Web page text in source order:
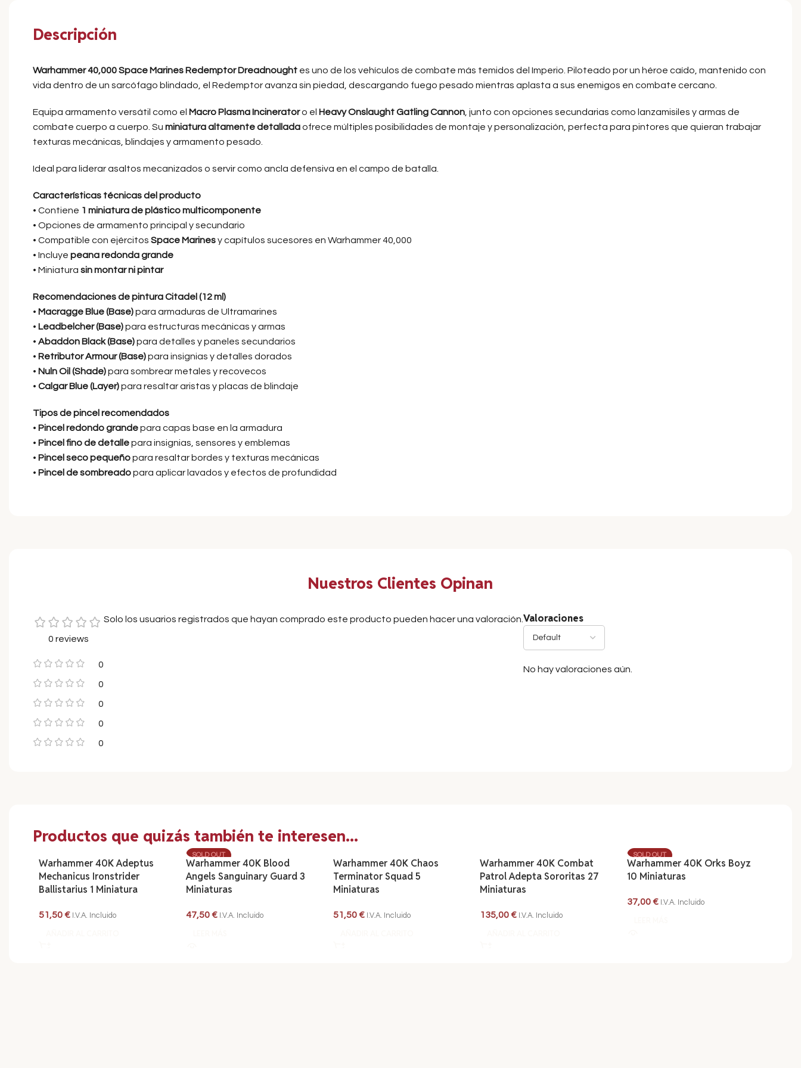
Descripción
Warhammer 40,000 Space Marines Redemptor Dreadnought es uno de los vehículos de combate más temidos del Imperio. Piloteado por un héroe caído, mantenido con
vida dentro de un sarcófago blindado, el Redemptor avanza sin piedad, descargando fuego pesado mientras aplasta a sus enemigos en combate cercano.
Equipa armamento versátil como el Macro Plasma Incineratoro el Heavy Onslaught Gatling Cannon , junto con opciones secundarias como lanzamisiles y armas de
combate cuerpo a cuerpo. Su miniatura altamente detalladaofrece múltiples posibilidades de montaje y personalización, perfecta para pintores que quieran trabajar
texturas mecánicas, blindajes y armamento pesado.
Ideal para liderar asaltos mecanizados o servir como ancla defensiva en el campo de batalla.
Características técnicas del producto
• Contiene 1 miniatura de plástico multicomponente
• Opciones de armamento principal y secundario
• Compatible con ejércitos Space Marinesy capítulos sucesores en Warhammer 40,000
• Incluye peana redonda grande
• Miniatura sin montar ni pintar
Recomendaciones de pintura Citadel (12 ml)
• Macragge Blue (Base)para armaduras de Ultramarines
• Leadbelcher (Base)para estructuras mecánicas y armas
• Abaddon Black (Base)para detalles y paneles secundarios
• Retributor Armour (Base)para insignias y detalles dorados
• Nuln Oil (Shade)para sombrear metales y recovecos
• Calgar Blue (Layer)para resaltar aristas y placas de blindaje
Tipos de pincel recomendados
• Pincel redondo grandepara capas base en la armadura
• Pincel fino de detallepara insignias, sensores y emblemas
• Pincel seco pequeñopara resaltar bordes y texturas mecánicas
• Pincel de sombreadopara aplicar lavados y efectos de profundidad
Nuestros Clientes Opinan
0 reviews
0
0
0
0
0
Valoraciones
No hay valoraciones aún.
Solo los usuarios registrados que hayan comprado este producto pueden hacer una valoración.
Productos que quizás también te interesen...
Warhammer 40K Adeptus
Mechanicus Ironstrider
Ballistarius 1 Miniatura
51,50€ I.V.A. Incluido
SOLD OUT
Warhammer 40K Blood
Angels Sanguinary Guard 3
Miniaturas
47,50€ I.V.A. Incluido
Warhammer 40K Chaos
Terminator Squad 5
Miniaturas
51,50€ I.V.A. Incluido
Warhammer 40K Combat
Patrol Adepta Sororitas 27
Miniaturas
135,00€ I.V.A. Incluido
SOLD OUT
Warhammer 40K Orks Boyz
10 Miniaturas
37,00€ I.V.A. Incluido